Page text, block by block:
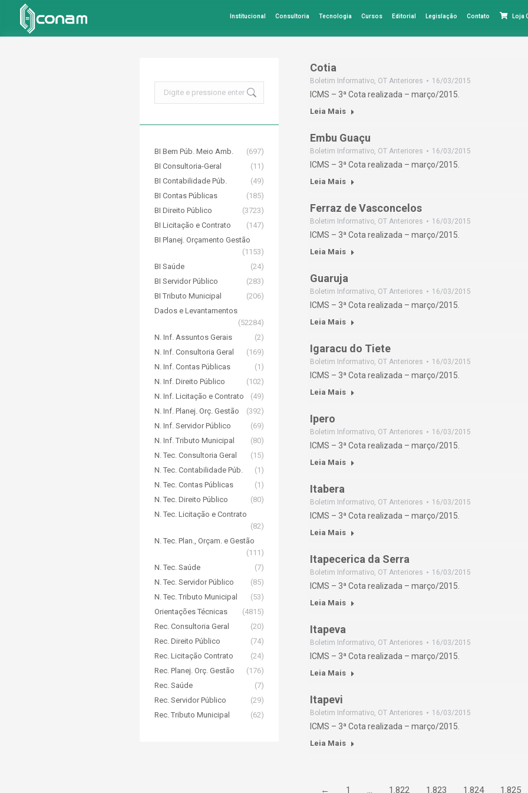
Institucional Consultoria Tecnologia Cursos Editorial Legislação Contato Loja
Cotia
Boletim Informativo, OT Anteriores 16/03/2015
ICMS – 3ª Cota realizada – março/2015.
Leia Mais
Embu Guaçu
Boletim Informativo, OT Anteriores 16/03/2015
ICMS – 3ª Cota realizada – março/2015.
Leia Mais
Ferraz de Vasconcelos
Boletim Informativo, OT Anteriores 16/03/2015
ICMS – 3ª Cota realizada – março/2015.
Leia Mais
Guaruja
Boletim Informativo, OT Anteriores 16/03/2015
ICMS – 3ª Cota realizada – março/2015.
Leia Mais
Igaracu do Tiete
Boletim Informativo, OT Anteriores 16/03/2015
ICMS – 3ª Cota realizada – março/2015.
Leia Mais
Ipero
Boletim Informativo, OT Anteriores 16/03/2015
ICMS – 3ª Cota realizada – março/2015.
Leia Mais
Itabera
Boletim Informativo, OT Anteriores 16/03/2015
ICMS – 3ª Cota realizada – março/2015.
Leia Mais
Itapecerica da Serra
Boletim Informativo, OT Anteriores 16/03/2015
ICMS – 3ª Cota realizada – março/2015.
Leia Mais
Itapeva
Boletim Informativo, OT Anteriores 16/03/2015
ICMS – 3ª Cota realizada – março/2015.
Leia Mais
Itapevi
Boletim Informativo, OT Anteriores 16/03/2015
ICMS – 3ª Cota realizada – março/2015.
Leia Mais
← 1 … 1.822 1.823 1.824 1.825
BI Bem Púb. Meio Amb.
(697)
BI Consultoria-Geral
(11)
BI Contabilidade Púb.
(49)
BI Contas Públicas
(185)
BI Direito Público
(3723)
BI Licitação e Contrato
(147)
BI Planej. Orçamento Gestão
(1153)
BI Saúde
(24)
BI Servidor Público
(283)
BI Tributo Municipal
(206)
Dados e Levantamentos
(52284)
N. Inf. Assuntos Gerais
(2)
N. Inf. Consultoria Geral
(169)
N. Inf. Contas Públicas
(1)
N. Inf. Direito Público
(102)
N. Inf. Licitação e Contrato
(49)
N. Inf. Planej. Orç. Gestão
(392)
N. Inf. Servidor Público
(69)
N. Inf. Tributo Municipal
(80)
N. Tec. Consultoria Geral
(15)
N. Tec. Contabilidade Púb.
(1)
N. Tec. Contas Públicas
(1)
N. Tec. Direito Público
(80)
N. Tec. Licitação e Contrato
(82)
N. Tec. Plan., Orçam. e Gestão
(111)
N. Tec. Saúde
(7)
N. Tec. Servidor Público
(85)
N. Tec. Tributo Municipal
(53)
Orientações Técnicas
(4815)
Rec. Consultoria Geral
(20)
Rec. Direito Público
(74)
Rec. Licitação Contrato
(24)
Rec. Planej. Orç. Gestão
(176)
Rec. Saúde
(7)
Rec. Servidor Público
(29)
Rec. Tributo Municipal
(62)